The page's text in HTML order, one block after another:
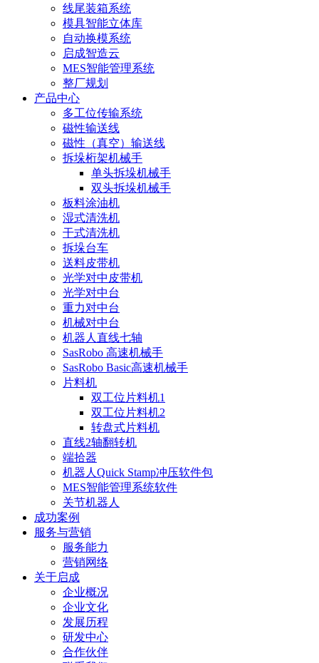
线尾装箱系统
模具智能立体库
自动换模系统
启成智造云
MES智能管理系统
整厂规划
产品中心
多工位传输系统
磁性输送线
磁性（真空）输送线
拆垛桁架机械手
单头拆垛机械手
双头拆垛机械手
板料涂油机
湿式清洗机
干式清洗机
拆垛台车
送料皮带机
光学对中皮带机
光学对中台
重力对中台
机械对中台
机器人直线七轴
SasRobo 高速机械手
SasRobo Basic高速机械手
片料机
双工位片料机1
双工位片料机2
转盘式片料机
直线2轴翻转机
端拾器
机器人Quick Stamp冲压软件包
MES智能管理系统软件
关节机器人
成功案例
服务与营销
服务能力
营销网络
关于启成
企业概况
企业文化
发展历程
研发中心
合作伙伴